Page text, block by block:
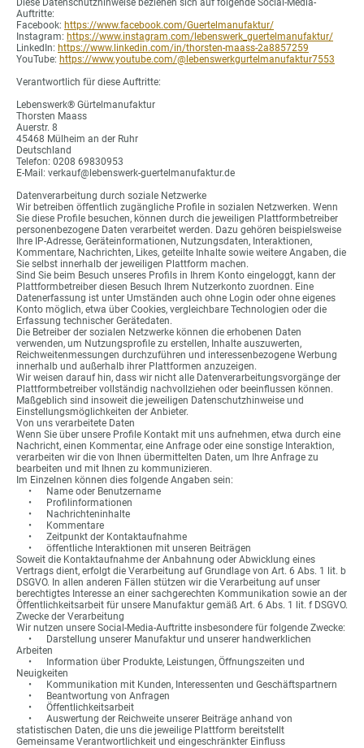
Diese Datenschutzhinweise beziehen sich auf folgende Social-Media-
Auftritte:
Facebook: https://www.facebook.com/Guertelmanufaktur/
Instagram: https://www.instagram.com/lebenswerk_guertelmanufaktur/
LinkedIn: https://www.linkedin.com/in/thorsten-maass-2a8857259
YouTube: https://www.youtube.com/@lebenswerkgurtelmanufaktur7553
Verantwortlich für diese Auftritte:
Lebenswerk® Gürtelmanufaktur
Thorsten Maass
Auerstr. 8
45468 Mülheim an der Ruhr
Deutschland
Telefon: 0208 69830953
E-Mail: verkauf@lebenswerk-guertelmanufaktur.de
Datenverarbeitung durch soziale Netzwerke
Wir betreiben öffentlich zugängliche Profile in sozialen Netzwerken. Wenn
Sie diese Profile besuchen, können durch die jeweiligen Plattformbetreiber
personenbezogene Daten verarbeitet werden. Dazu gehören beispielsweise
Ihre IP-Adresse, Geräteinformationen, Nutzungsdaten, Interaktionen,
Kommentare, Nachrichten, Likes, geteilte Inhalte sowie weitere Angaben, die
Sie selbst innerhalb der jeweiligen Plattform machen.
Sind Sie beim Besuch unseres Profils in Ihrem Konto eingeloggt, kann der
Plattformbetreiber diesen Besuch Ihrem Nutzerkonto zuordnen. Eine
Datenerfassung ist unter Umständen auch ohne Login oder ohne eigenes
Konto möglich, etwa über Cookies, vergleichbare Technologien oder die
Erfassung technischer Gerätedaten.
Die Betreiber der sozialen Netzwerke können die erhobenen Daten
verwenden, um Nutzungsprofile zu erstellen, Inhalte auszuwerten,
Reichweitenmessungen durchzuführen und interessenbezogene Werbung
innerhalb und außerhalb ihrer Plattformen anzuzeigen.
Wir weisen darauf hin, dass wir nicht alle Datenverarbeitungsvorgänge der
Plattformbetreiber vollständig nachvollziehen oder beeinflussen können.
Maßgeblich sind insoweit die jeweiligen Datenschutzhinweise und
Einstellungsmöglichkeiten der Anbieter.
Von uns verarbeitete Daten
Wenn Sie über unsere Profile Kontakt mit uns aufnehmen, etwa durch eine
Nachricht, einen Kommentar, eine Anfrage oder eine sonstige Interaktion,
verarbeiten wir die von Ihnen übermittelten Daten, um Ihre Anfrage zu
bearbeiten und mit Ihnen zu kommunizieren.
Im Einzelnen können dies folgende Angaben sein:
• Name oder Benutzername
• Profilinformationen
• Nachrichteninhalte
• Kommentare
• Zeitpunkt der Kontaktaufnahme
• öffentliche Interaktionen mit unseren Beiträgen
Soweit die Kontaktaufnahme der Anbahnung oder Abwicklung eines
Vertrags dient, erfolgt die Verarbeitung auf Grundlage von Art. 6 Abs. 1 lit. b
DSGVO. In allen anderen Fällen stützen wir die Verarbeitung auf unser
berechtigtes Interesse an einer sachgerechten Kommunikation sowie an der
Öffentlichkeitsarbeit für unsere Manufaktur gemäß Art. 6 Abs. 1 lit. f DSGVO.
Zwecke der Verarbeitung
Wir nutzen unsere Social-Media-Auftritte insbesondere für folgende Zwecke:
• Darstellung unserer Manufaktur und unserer handwerklichen
Arbeiten
• Information über Produkte, Leistungen, Öffnungszeiten und
Neuigkeiten
• Kommunikation mit Kunden, Interessenten und Geschäftspartnern
• Beantwortung von Anfragen
• Öffentlichkeitsarbeit
• Auswertung der Reichweite unserer Beiträge anhand von
statistischen Daten, die uns die jeweilige Plattform bereitstellt
Gemeinsame Verantwortlichkeit und eingeschränkter Einfluss